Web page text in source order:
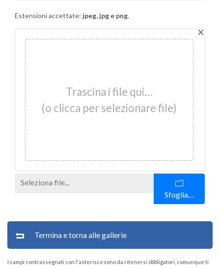
Estensioni accettate: jpeg, jpg e png.
×
Trascina i file qui…
(o clicca per selezionare file)
Sfoglia…
Termina e torna alle gallerie
I campi contrassegnati con l'asterisco sono da ritenersi obbligatori, comunque ti